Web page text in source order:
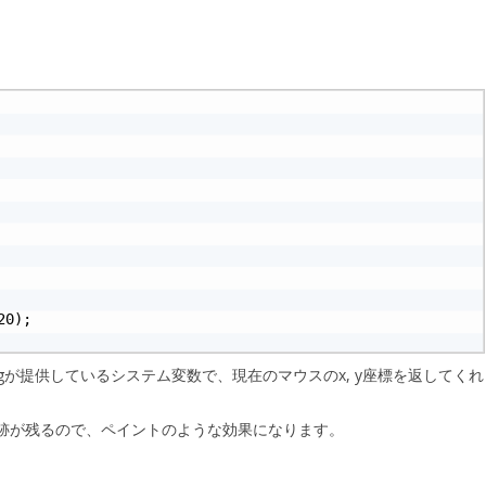
提供しているシステム変数で、現在のマウスのx, y座標を返してくれ
残るので、ペイントのような効果になります。